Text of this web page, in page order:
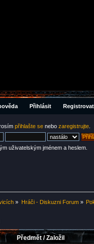
Přihlásit Registrovat
přihlašte se nebo zaregistrujte
uživatelským jménem a heslem.
» Hráči - Diskuzni Forum»
Předmět /Založil